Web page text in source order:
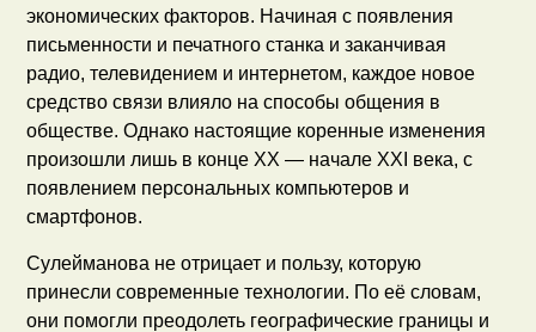
экономических факторов. Начиная с появления
письменности и печатного станка и заканчивая
радио, телевидением и интернетом, каждое новое
средство связи влияло на способы общения в
обществе. Однако настоящие коренные изменения
произошли лишь в конце XX — начале XXI века, с
появлением персональных компьютеров и
смартфонов.
Сулейманова не отрицает и пользу, которую
принесли современные технологии. По её словам,
они помогли преодолеть географические границы и